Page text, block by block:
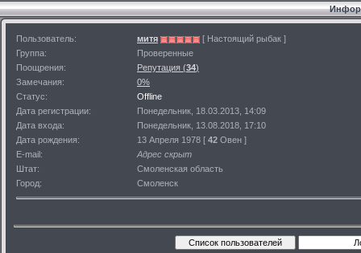
Пользователь: митя
[ Настоящий рыбак ]
Группа:
Проверенные
Поощрения:
Репутация (34)
Замечания:
0%
Статус:
Offline
Дата регистрации:
Понедельник, 18.03.2013, 14:09
Дата входа:
Понедельник, 13.08.2018, 17:10
Дата рождения:
13 Апреля 1978 [ 42 Овен ]
E-mail:
Адрес скрыт
Штат:
Смоленская область
Город:
Смоленск